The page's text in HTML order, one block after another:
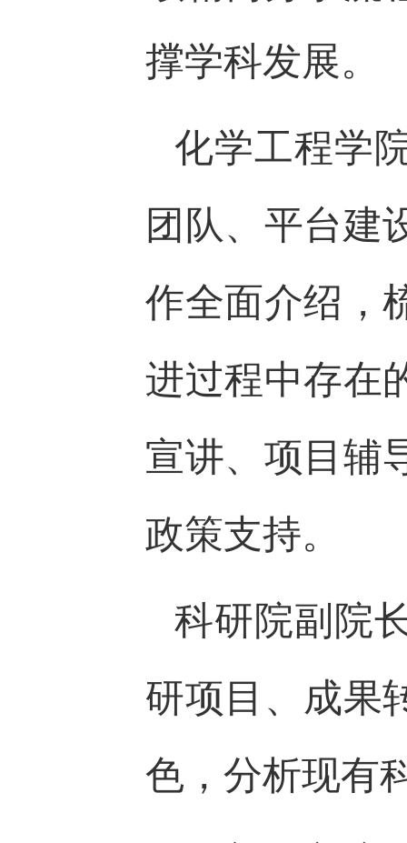
撑学科发展。
化学工程学
团队、平台建
作全面介绍，
进过程中存在
宣讲、项目辅
政策支持。
科研院副院
研项目、成果
色，分析现有